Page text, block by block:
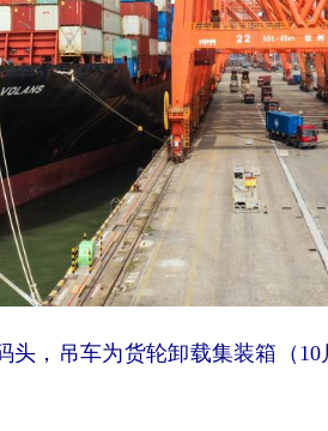
，吊车为货轮卸载集装箱（